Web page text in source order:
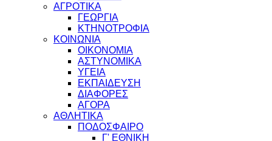
ΑΓΡΟΤΙΚΑ
ΓΕΩΡΓΙΑ
ΚΤΗΝΟΤΡΟΦΙΑ
ΚΟΙΝΩΝΙΑ
ΟΙΚΟΝΟΜΙΑ
ΑΣΤΥΝΟΜΙΚΑ
ΥΓΕΙΑ
ΕΚΠΑΙΔΕΥΣΗ
ΔΙΑΦΟΡΕΣ
ΑΓΟΡΑ
ΑΘΛΗΤΙΚΑ
ΠΟΔΟΣΦΑΙΡΟ
Γ' ΕΘΝΙΚΗ